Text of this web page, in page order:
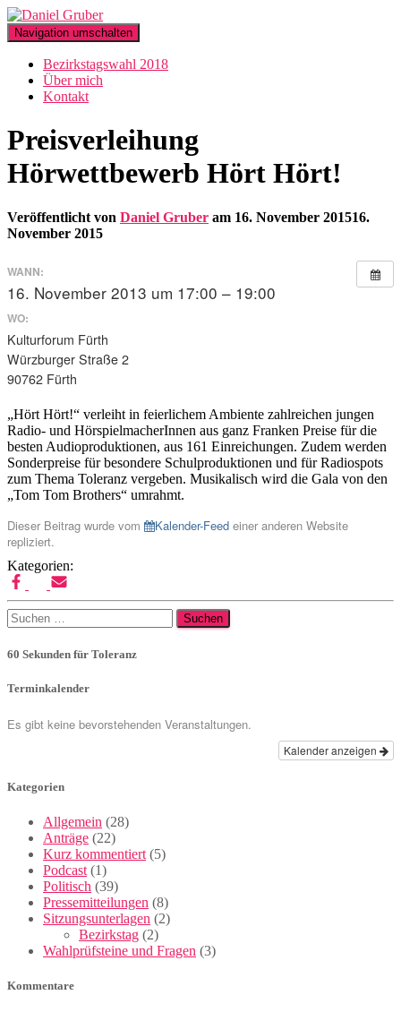
Navigation umschalten
Bezirkstagswahl 2018
Über mich
Kontakt
Preisverleihung
Hörwettbewerb Hört Hört!
Veröffentlicht von Daniel Gruber am 16. November 201516.
November 2015
WANN:
16. November 2013 um 17:00 – 19:00
WO:
Kulturforum Fürth
Würzburger Straße 2
90762 Fürth
„Hört Hört!“ verleiht in feierlichem Ambiente zahlreichen jungen
Radio- und HörspielmacherInnen aus ganz Franken Preise für die
besten Audioproduktionen, aus 161 Einreichungen. Zudem werden
Sonderpreise für besondere Schulproduktionen und für Radiospots
zum Thema Toleranz vergeben. Musikalisch wird die Gala von den
„Tom Tom Brothers“ umrahmt.
Dieser Beitrag wurde vom Kalender-Feed einer anderen Website
repliziert.
Kategorien:
Suchen
nach:
60 Sekunden für Toleranz
Terminkalender
Es gibt keine bevorstehenden Veranstaltungen.
Kalender anzeigen
Kategorien
Allgemein (28)
Anträge (22)
Kurz kommentiert (5)
Podcast (1)
Politisch (39)
Pressemitteilungen (8)
Sitzungsunterlagen (2)
Bezirkstag (2)
Wahlprüfsteine und Fragen (3)
Kommentare